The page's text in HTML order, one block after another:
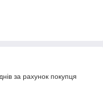
за рахунок покупця